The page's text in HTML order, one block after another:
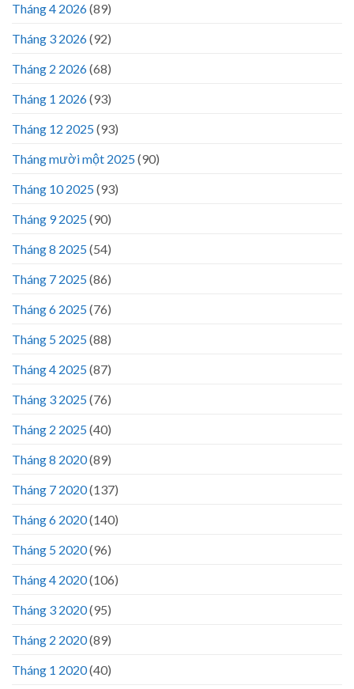
Tháng 4 2026(89)
Tháng 3 2026(92)
Tháng 2 2026(68)
Tháng 1 2026(93)
Tháng 12 2025(93)
Tháng mười một 2025(90)
Tháng 10 2025(93)
Tháng 9 2025(90)
Tháng 8 2025(54)
Tháng 7 2025(86)
Tháng 6 2025(76)
Tháng 5 2025(88)
Tháng 4 2025(87)
Tháng 3 2025(76)
Tháng 2 2025(40)
Tháng 8 2020(89)
Tháng 7 2020(137)
Tháng 6 2020(140)
Tháng 5 2020(96)
Tháng 4 2020(106)
Tháng 3 2020(95)
Tháng 2 2020(89)
Tháng 1 2020(40)